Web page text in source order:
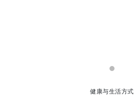
健康与生活方式